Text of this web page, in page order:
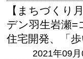
【まちづくり
デン羽生岩瀬=
住宅開発、「
2021年09月